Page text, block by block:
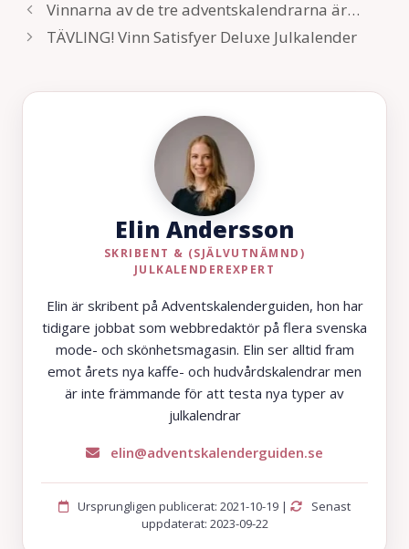
Vinnarna av de tre adventskalendrarna är…
TÄVLING! Vinn Satisfyer Deluxe Julkalender
Elin Andersson
SKRIBENT & (SJÄLVUTNÄMND)
JULKALENDEREXPERT
Elin är skribent på Adventskalenderguiden, hon har
tidigare jobbat som webbredaktör på flera svenska
mode- och skönhetsmagasin. Elin ser alltid fram
emot årets nya kaffe- och hudvårdskalendrar men
är inte främmande för att testa nya typer av
julkalendrar
elin@adventskalenderguiden.se
Ursprungligen publicerat: 2021-10-19 |
Senast
uppdaterat: 2023-09-22